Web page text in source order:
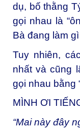
dụ, bố thằng
gọi nhau là
Bà đang làm
Tuy nhiên,
nhất và cũng
gọi nhau bằng
MÌNH ƠI
“Mai này đây